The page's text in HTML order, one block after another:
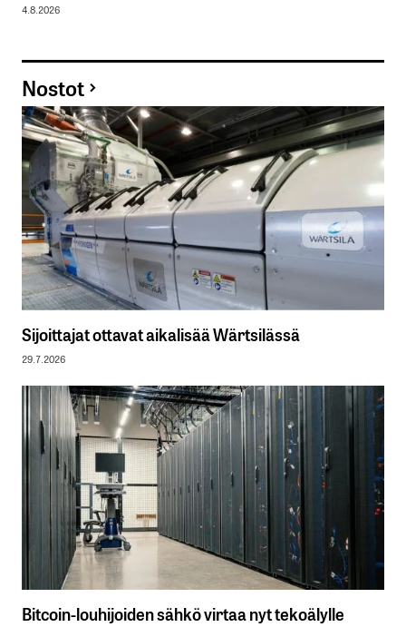
4.8.2026
Nostot
Sijoittajat ottavat aikalisää Wärtsilässä
29.7.2026
Bitcoin-louhijoiden sähkö virtaa nyt tekoälylle